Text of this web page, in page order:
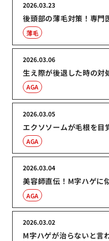
後頭部の薄毛対策！専門
2026.03.23
薄毛
生え際が後退した時の対
2026.03.06
AGA
エクソソームが毛根を目
2026.03.05
AGA
美容師直伝！M字ハゲに
2026.03.04
AGA
M字ハゲが治らないと言
2026.03.02